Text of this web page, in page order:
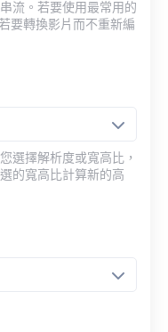
流。若要使用最常用的
要轉換影片而不重新編
選擇解析度或寬高比，
的寬高比計算新的高